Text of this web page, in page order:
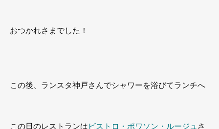
おつかれさまでした！
この後、ランスタ神戸さんでシャワーを浴びてランチへ
この日のレストランはビストロ・ポワソン・ルージュさ